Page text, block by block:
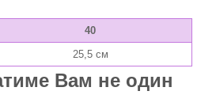
40
25,5 см
Вам не один